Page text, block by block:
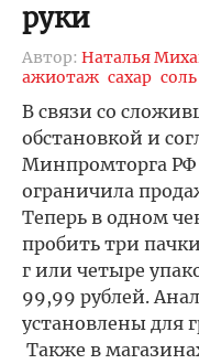
руки
Автор: Наталья
ажиотаж сахар соль
В связи со
обстановкой и
Минпромторга РФ
ограничила
Теперь в одном
пробить три
г или четыре
99,99 рублей.
установлены для
Также в